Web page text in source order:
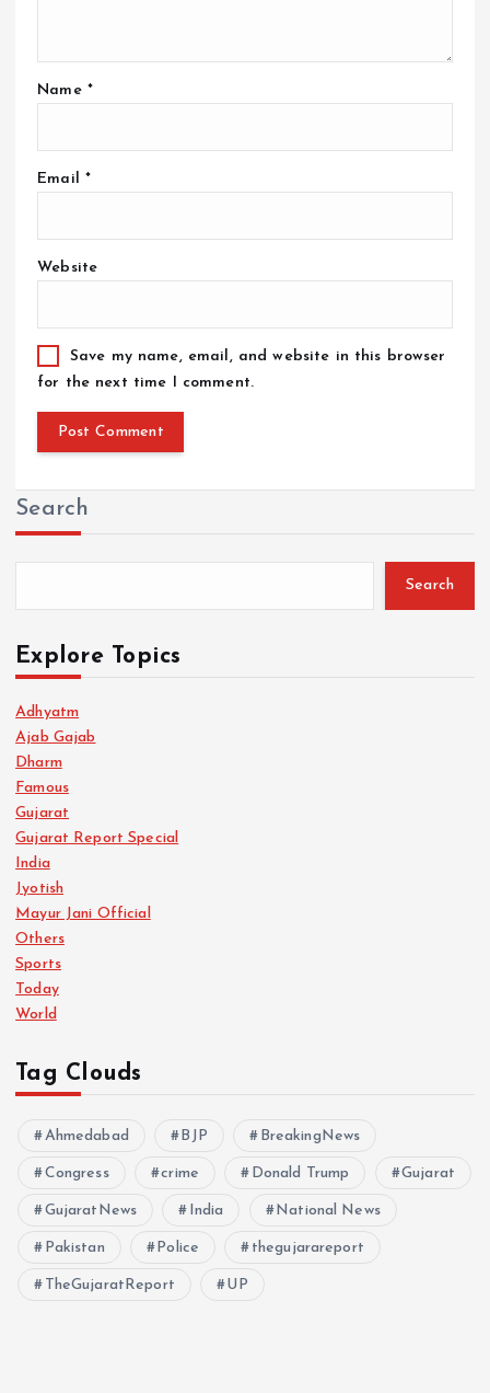
Name *
Email *
Website
Save my name, email, and website in this browser
for the next time I comment.
Search
Search
Explore Topics
Adhyatm
Ajab Gajab
Dharm
Famous
Gujarat
Gujarat Report Special
India
Jyotish
Mayur Jani Official
Others
Sports
Today
World
Tag Clouds
Ahmedabad BJP BreakingNews
Congress crime Donald Trump Gujarat
GujaratNews India National News
Pakistan Police thegujarareport
TheGujaratReport UP